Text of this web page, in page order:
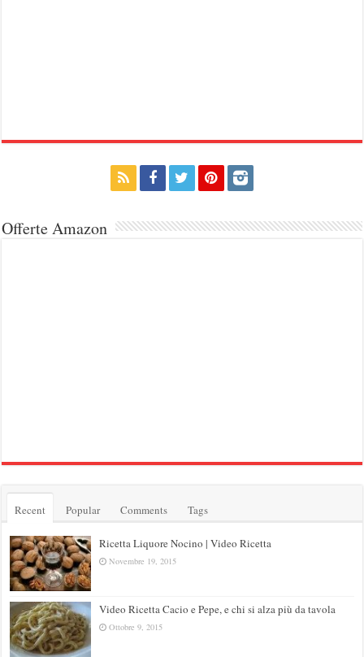
Offerte Amazon
Recent Popular Comments Tags
Ricetta Liquore Nocino | Video Ricetta
Novembre 19, 2015
Video Ricetta Cacio e Pepe, e chi si alza più da tavola
Ottobre 9, 2015